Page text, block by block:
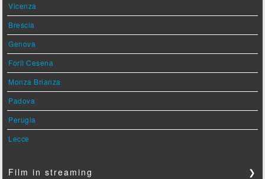
Vicenza
Brescia
Genova
Forlì Cesena
Monza Brianza
Padova
Perugia
Lecce
Film in streaming ❯